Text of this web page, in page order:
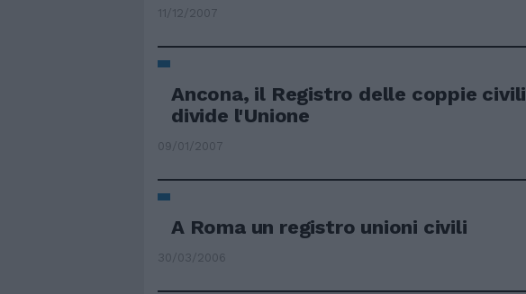
11/12/2007
Ancona, il Registro delle coppie civili
divide l'Unione
09/01/2007
A Roma un registro unioni civili
30/03/2006